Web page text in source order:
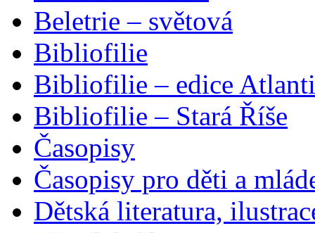
Beletrie – světová
Bibliofilie
Bibliofilie – edice
Bibliofilie – Stará Říše
Časopisy
Časopisy pro děti a
Dětská literatura,